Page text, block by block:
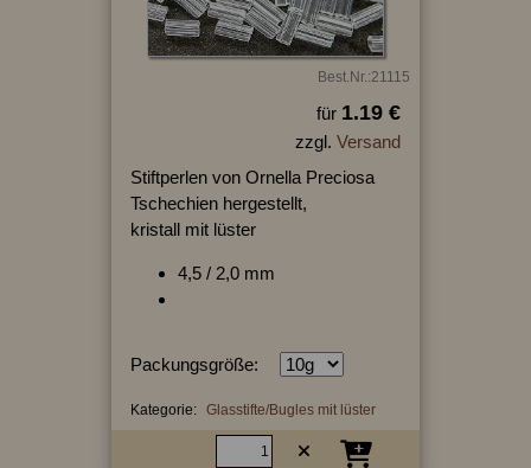
Best.Nr.:21115
für 1.19 €
zzgl. Versand
Stiftperlen von Ornella Preciosa
Tschechien hergestellt,
kristall mit lüster
4,5 / 2,0 mm
Packungsgröße:
Kategorie: Glasstifte/Bugles mit lüster